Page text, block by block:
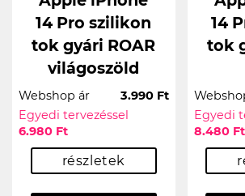
14 Pro szilikon
tok gyári ROAR
világoszöld
Webshop ár
3.990 Ft
Egyedi tervezéssel
6.980 Ft
részletek
14
tok
Egyedi
8.480 Ft